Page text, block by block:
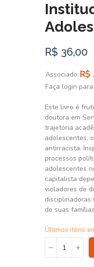
R$ 36,00
Associado: R$
Faça login
Este livro é
doutora em
trajetória
adolescentes,
antirracista.
processos
adolescentes
capitalista
violadores de
de suas
Últimos itens